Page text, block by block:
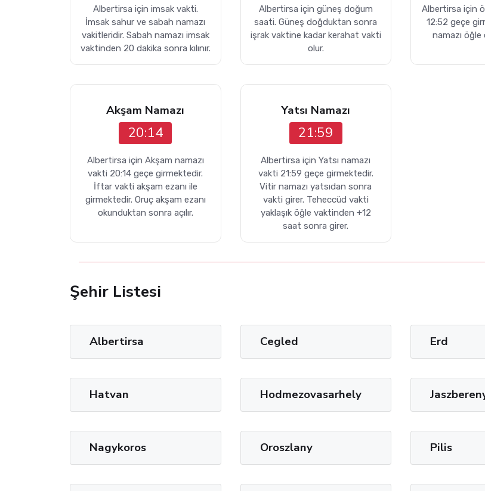
Albertirsa için imsak vakti.
İmsak sahur ve sabah namazı
vakitleridir. Sabah namazı imsak
vaktinden 20 dakika sonra kılınır.
Albertirsa için güneş doğum
saati. Güneş doğduktan sonra
işrak vaktine kadar kerahat vakti
olur.
Albertirsa için
12:52 geçe
namazı öğle
Akşam Namazı
20:14
Albertirsa için Akşam namazı
vakti 20:14 geçe girmektedir.
İftar vakti akşam ezanı ile
girmektedir. Oruç akşam ezanı
okunduktan sonra açılır.
Yatsı Namazı
21:59
Albertirsa için Yatsı namazı
vakti 21:59 geçe girmektedir.
Vitir namazı yatsıdan sonra
vakti girer. Teheccüd vakti
yaklaşık öğle vaktinden +12
saat sonra girer.
Şehir Listesi
Albertirsa Cegled Erd
Hatvan Hodmezovasarhely
Nagykoros Oroszlany Pilis